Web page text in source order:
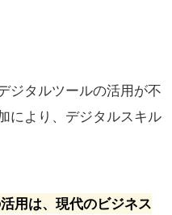
ジタルツールの活用が不
により、デジタルスキル
用は、現代のビジネス